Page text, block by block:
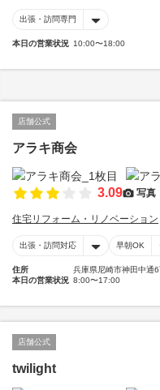
出張・訪問専門
本日の営業状況 10:00〜18:00
店舗公式
アラキ商会
3.09 写真
住宅リフォーム・リノベーション
出張・訪問対応 早朝OK
住所
兵庫県尼崎市神田中通
本日の営業状況 8:00〜17:00
店舗公式
twilight